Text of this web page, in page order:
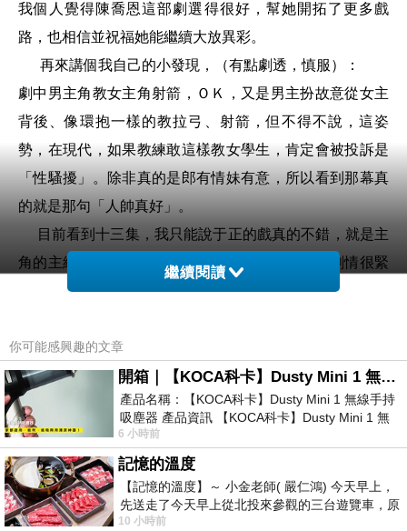
我個人覺得陳喬恩這部劇選得很好，幫她開拓了更多戲
路，也相信並祝福她能繼續大放異彩。
再來講個我自己的小發現，（有點劇透，慎服）：
劇中男主角教女主角射箭，ＯＫ，又是男主扮故意從女主
背後、像環抱一樣的教拉弓、射箭，但不得不說，這姿
勢，在現代，如果教練敢這樣教女學生，肯定會被投訴是
「性騷擾」。除非真的是郎有情妹有意，所以看到那幕真
的就是那句「人帥真好」。
目前看到十三集，我只能說于正的戲真的不錯，就是主
角的主線任務很清楚－復仇；事件也不斷發生，劇情很緊
湊；就是男女主角談戀愛的戲份少點。
第一、除了年女主角之外，其他年輕男女配角的妝、髮太
像了，害我都認不出誰是誰，我是到最近一兩集才終於分
出來女主角的同學們的長相。
第二、演員的妝太白了，跟脖子都分兩色，白到像歐洲有
個喜歡畫白白臉時期的妝容；眼睛也畫太紅了，前兩集女
主角跟她的前夫兩個人的眼睛一直紅紅的，感覺沒必要哭
的時候，也像在哭，讓演員的演技顯得沒有層次，小可
繼續閱讀
你可能感興趣的文章
開箱｜【KOCA科卡】Dusty Mini 1 無線手持吸塵器
產品名稱：【KOCA科卡】Dusty Mini 1 無線手持
吸塵器 產品資訊 【KOCA科卡】Dusty Mini 1 無
線手持吸塵器評語： 能吸、能吹兼具兩
6 小時前
記憶的溫度
【記憶的溫度】～ 小金老師( 嚴仁鴻) 今天早上，
先送走了今天早上從北投來參觀的三台遊覽車，原
以為展場已經差不多要安靜下來，卻發
10 小時前